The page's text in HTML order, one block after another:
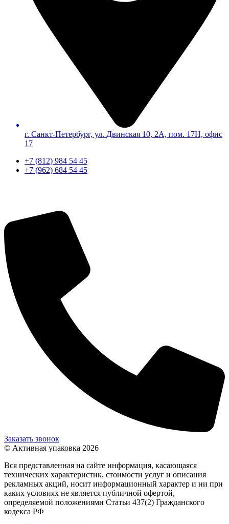
г. Санкт-Петербург, ул. Двинская 10, 2А, пом. 17Н, офис
17
+7 (812) 984 54 45
+7 (962) 684 54 45
Заказать звонок
© Активная упаковка 2026
Вся представленная на сайте информация, касающаяся
технических характеристик, стоимости услуг и описания
рекламных акций, носит информационный характер и ни при
каких условиях не является публичной офертой,
определяемой положениями Статьи 437(2) Гражданского
кодекса РФ